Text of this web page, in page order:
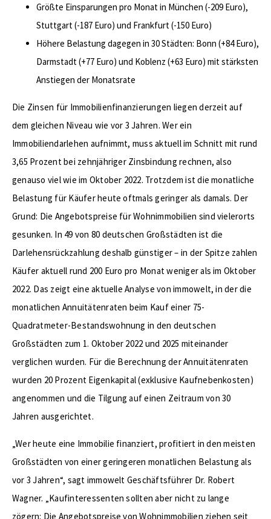
Größte Einsparungen pro Monat in München (-209 Euro),
Stuttgart (-187 Euro) und Frankfurt (-150 Euro)
Höhere Belastung dagegen in 30 Städten: Bonn (+84 Euro),
Darmstadt (+77 Euro) und Koblenz (+63 Euro) mit stärksten
Anstiegen der Monatsrate
Die Zinsen für Immobilienfinanzierungen liegen derzeit auf
dem gleichen Niveau wie vor 3 Jahren. Wer ein
Immobiliendarlehen aufnimmt, muss aktuell im Schnitt mit rund
3,65 Prozent bei zehnjähriger Zinsbindung rechnen, also
genauso viel wie im Oktober 2022. Trotzdem ist die monatliche
Belastung für Käufer heute oftmals geringer als damals. Der
Grund: Die Angebotspreise für Wohnimmobilien sind vielerorts
gesunken. In 49 von 80 deutschen Großstädten ist die
Darlehensrückzahlung deshalb günstiger – in der Spitze zahlen
Käufer aktuell rund 200 Euro pro Monat weniger als im Oktober
2022. Das zeigt eine aktuelle Analyse von immowelt, in der die
monatlichen Annuitätenraten beim Kauf einer 75-
Quadratmeter-Bestandswohnung in den deutschen
Großstädten zum 1. Oktober 2022 und 2025 miteinander
verglichen wurden. Für die Berechnung der Annuitätenraten
wurden 20 Prozent Eigenkapital (exklusive Kaufnebenkosten)
angenommen und die Tilgung auf einen Zeitraum von 30
Jahren ausgerichtet.
„Wer heute eine Immobilie finanziert, profitiert in den meisten
Großstädten von einer geringeren monatlichen Belastung als
vor 3 Jahren“, sagt immowelt Geschäftsführer Dr. Robert
Wagner. „Kaufinteressenten sollten aber nicht zu lange
zögern: Die Angebotspreise von Wohnimmobilien ziehen seit